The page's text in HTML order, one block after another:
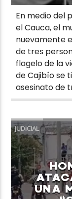
En medio del
el Cauca, el
nuevamente
de tres
flagelo de la
de Cajibío se
asesinato de
JUDICIAL
UNA